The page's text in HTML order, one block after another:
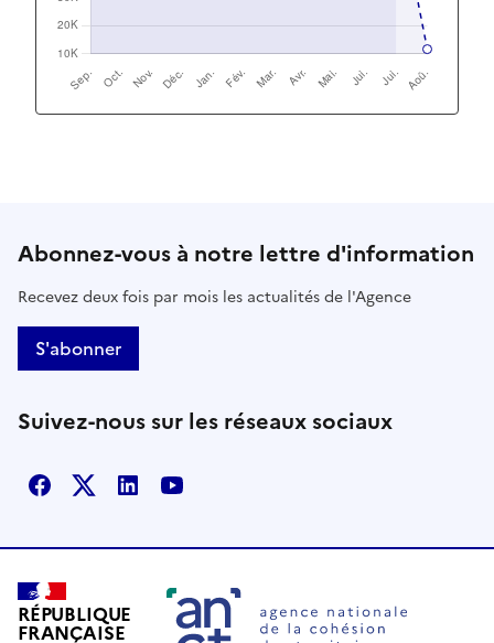
Abonnez-vous à notre lettre d'information
Recevez deux fois par mois les actualités de l'Agence
S'abonner
Suivez-nous sur les réseaux sociaux
Facebook
X LinkedinYoutube
RÉPUBLIQUE
FRANÇAISE